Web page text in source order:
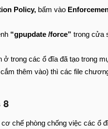
Policy, bấm vào
“gpupdate /force” trong cửa
trong các ổ đĩa đã tạo trong
thêm vào) thì các file
8
chế phòng chống việc các ổ